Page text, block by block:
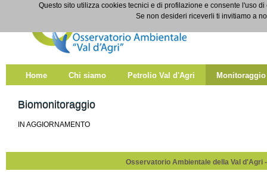
Salta al contenuto
Biomonitoraggio
Home Chi siamo Petrolio Val d'Agri Monitoraggio
Biomonitoraggio
IN AGGIORNAMENTO
Osservatorio Ambientale della Val d'Agri
Questo sito utilizza cookies tecnici e di profilazione e consente l'uso
Se non desideri riceverli ti invitiamo a